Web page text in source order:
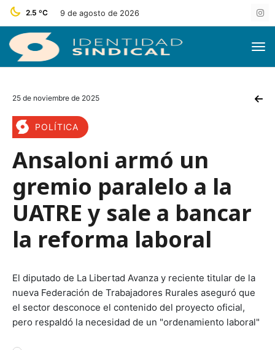
2.5 ºC 9 de agosto de 2026
25 de noviembre de 2025
POLÍTICA
Ansaloni armó un
gremio paralelo a la
UATRE y sale a bancar
la reforma laboral
El diputado de La Libertad Avanza y reciente titular de la
nueva Federación de Trabajadores Rurales aseguró que
el sector desconoce el contenido del proyecto oficial,
pero respaldó la necesidad de un "ordenamiento laboral"